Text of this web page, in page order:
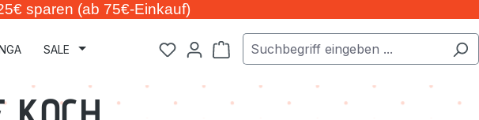
sparen (ab 75€-Einkauf)
SALE Warenkorb enthält 0 Positionen. Der